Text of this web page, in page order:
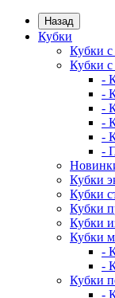
Назад
Кубки
Кубки
Кубки
-
-
-
-
-
-
Кубки
Кубки
Кубки
Кубки
Кубки
-
-
Кубки
-